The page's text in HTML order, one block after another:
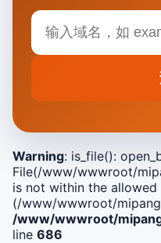
Warning: is_file():
File(/www/wwwroot/
is not within the allowed
(/www/wwwroot/
/www/wwwroot/
line 686